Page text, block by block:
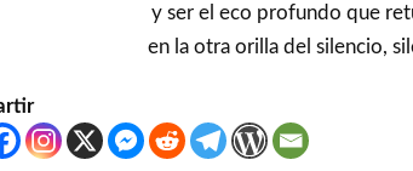
y ser el eco profundo que
en la otra orilla del silencio,